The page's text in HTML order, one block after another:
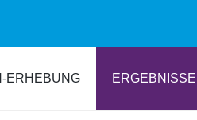
ERHEBUNG ERGEBNISSE